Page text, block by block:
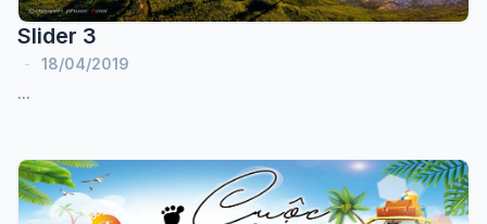
Slider 3
- 18/04/2019
...